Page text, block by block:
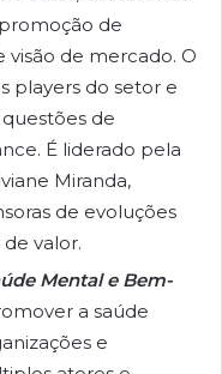
de
visão de mercado. O
players do setor e
de
É liderado pela
Miranda,
de evoluções
valor.
Mental e Bem-
a saúde
e